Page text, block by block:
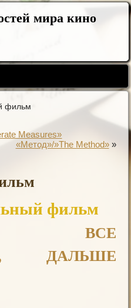
мира кино
фильм
Measures»
«Метод»/»The Method»»
фильм
ВСЕ
ДАЛЬШЕ